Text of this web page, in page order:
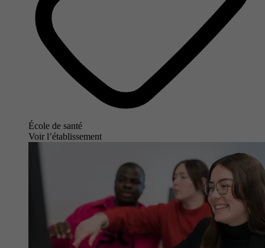
École de santé
Voir l’établissement